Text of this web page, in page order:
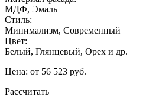
МДФ, Эмаль
Стиль:
Минимализм, Современный
Цвет:
Белый, Глянцевый, Орех и др.
Цена: от 56 523 руб.
Рассчитать